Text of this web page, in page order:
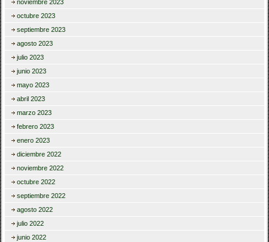
noviembre 2023
octubre 2023
septiembre 2023
agosto 2023
julio 2023
junio 2023
mayo 2023
abril 2023
marzo 2023
febrero 2023
enero 2023
diciembre 2022
noviembre 2022
octubre 2022
septiembre 2022
agosto 2022
julio 2022
junio 2022